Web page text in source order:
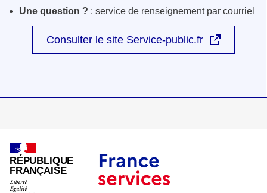
Une question ? : service de renseignement par courriel
Consulter le site Service-public.fr
RÉPUBLIQUE
FRANÇAISE